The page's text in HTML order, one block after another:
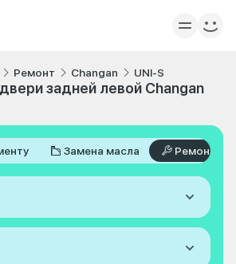
Ремонт Changan UNI-S
задней левой Changan
Замена масла Ремонт